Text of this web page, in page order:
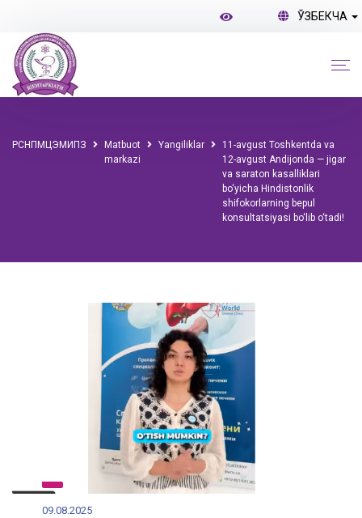
ЎЗБЕКЧА
РСНПМЦЭМИПЗ
Matbuot
markazi
Yangiliklar
11-avgust Toshkentda va
12-avgust Andijonda — jigar
va saraton kasalliklari
bo‘yicha Hindistonlik
shifokorlarning bepul
konsultatsiyasi bo‘lib o‘tadi!
09.08.2025